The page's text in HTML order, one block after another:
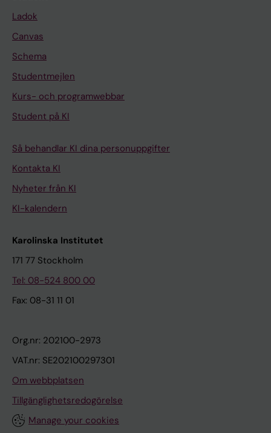
Ladok
Canvas
Schema
Studentmejlen
Kurs- och programwebbar
Student på KI
Så behandlar KI dina personuppgifter
Kontakta KI
Nyheter från KI
KI-kalendern
Karolinska Institutet
171 77 Stockholm
Tel: 08-524 800 00
Fax: 08-31 11 01
Org.nr: 202100-2973
VAT.nr: SE202100297301
Om webbplatsen
Tillgänglighetsredogörelse
Manage your cookies